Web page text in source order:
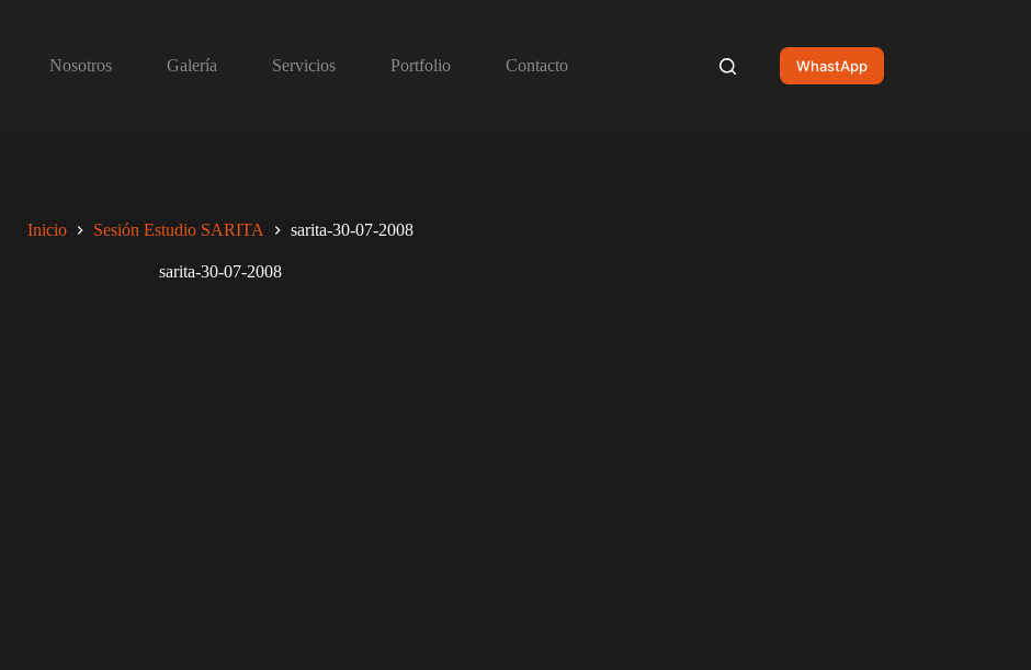
Nosotros Galería Servicios Portfolio Contacto WhastApp
Inicio Sesión Estudio SARITA sarita-30-07-2008
sarita-30-07-2008